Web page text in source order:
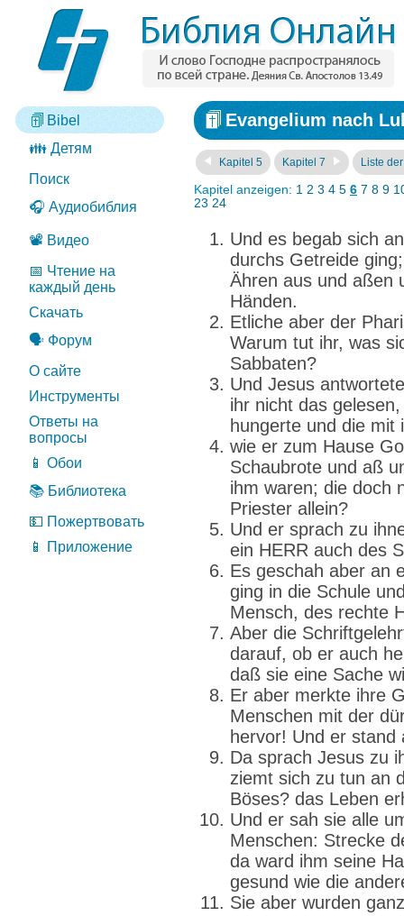
Bibel
👪 Детям
Поиск
🎧 Аудиобиблия
📽️ Видео
📅 Чтение на
каждый день
Скачать
🗣️ Форум
О сайте
Инструменты
Ответы на
вопросы
📱 Обои
📚 Библиотека
💵 Пожертвовать
📱 Приложение
Evangelium nach
Kapitel 5 Kapitel 7 Liste
Kapitel anzeigen: 1 2 3 4 5 6 7 8 9
23 24
Und es begab sich
durchs Getreide
Ähren aus und aßen
Händen.
Etliche aber der
Warum tut ihr, was
Sabbaten?
Und Jesus
ihr nicht das
hungerte und die mit
wie er zum Hause
Schaubrote und aß
ihm waren; die doch
Priester allein?
Und er sprach zu
ein HERR auch des
Es geschah aber an
ging in die Schule
Mensch, des rechte
Aber die
darauf, ob er auch
daß sie eine Sache
Er aber merkte ihre
Menschen mit der
hervor! Und er
Da sprach Jesus zu
ziemt sich zu tun an
Böses? das Leben
Und er sah sie alle
Menschen: Strecke
da ward ihm seine
gesund wie die
Sie aber wurden